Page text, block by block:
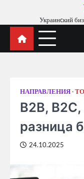
content
Украинcкий
НАПРАВЛЕНИЯ
B2B,
разница
24.10.2025